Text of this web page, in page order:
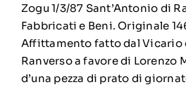
Zogu 1/3/87 Sant’Antonio di
Fabbricati e Beni. Originale
Affittamento fatto dal Vicario
Ranverso a favore di Lorenzo
d’una pezza di prato di